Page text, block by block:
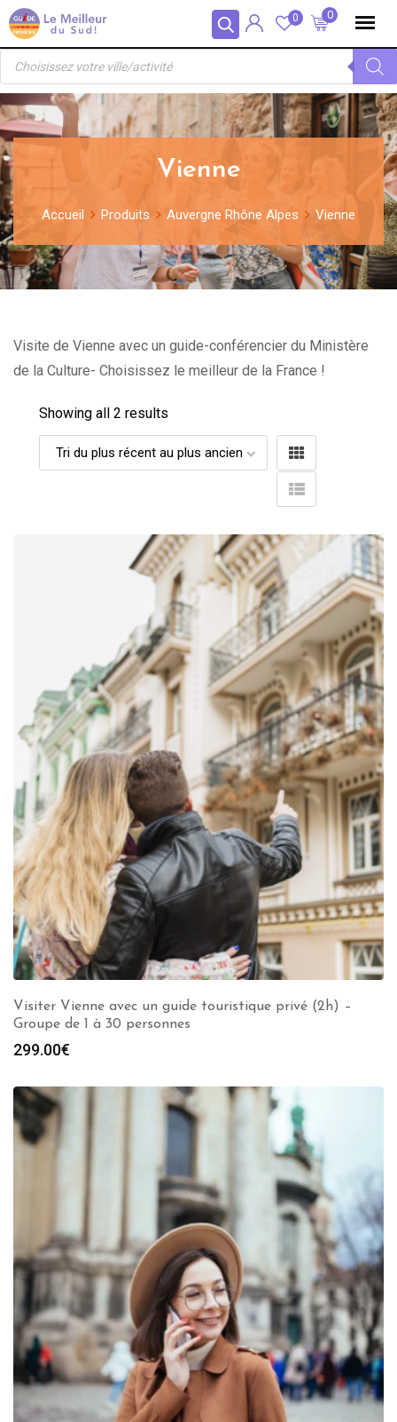
Panneau de gestion des cookies
Skip
to
content
0
0
Recherche
produits
Vienne
Accueil Produits Auvergne Rhône Alpes Vienne
Visite de Vienne avec un guide-conférencier du Ministère
de la Culture- Choisissez le meilleur de la France !
Showing all 2 results
Visiter Vienne avec un guide touristique privé (2h) –
Groupe de 1 à 30 personnes
299.00€